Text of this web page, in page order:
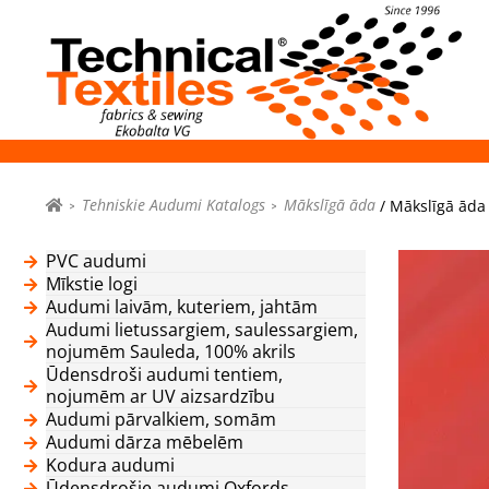
Tehniskie Audumi Katalogs Mākslīgā āda / Mākslīgā
PVC audumi
Mīkstie logi
Audumi laivām, kuteriem, jahtām
Audumi lietussargiem, saulessargiem,
nojumēm Sauleda, 100% akrils
Ūdensdroši audumi tentiem,
nojumēm ar UV aizsardzību
Audumi pārvalkiem, somām
Audumi dārza mēbelēm
Kodura audumi